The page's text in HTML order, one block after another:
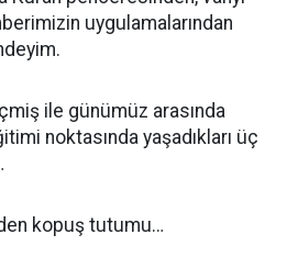
uygulamalarından
ile günümüz arasında
noktasında yaşadıkları üç
kopuş tutumu…